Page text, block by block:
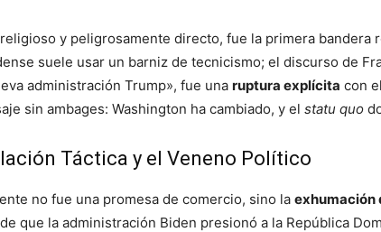
y peligrosamente directo, fue la primera bandera
suele usar un barniz de tecnicismo; el discurso de
administración Trump», fue una ruptura explícita con
sin ambages: Washington ha cambiado, y el statu quo
Táctica y el Veneno Político
no fue una promesa de comercio, sino la exhumación
que la administración Biden presionó a la República